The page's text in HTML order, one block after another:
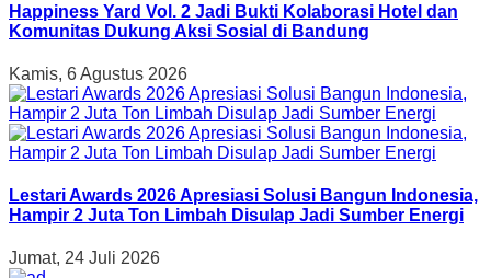
Happiness Yard Vol. 2 Jadi Bukti Kolaborasi Hotel dan
Komunitas Dukung Aksi Sosial di Bandung
Kamis, 6 Agustus 2026
Lestari Awards 2026 Apresiasi Solusi Bangun Indonesia,
Hampir 2 Juta Ton Limbah Disulap Jadi Sumber Energi
Jumat, 24 Juli 2026